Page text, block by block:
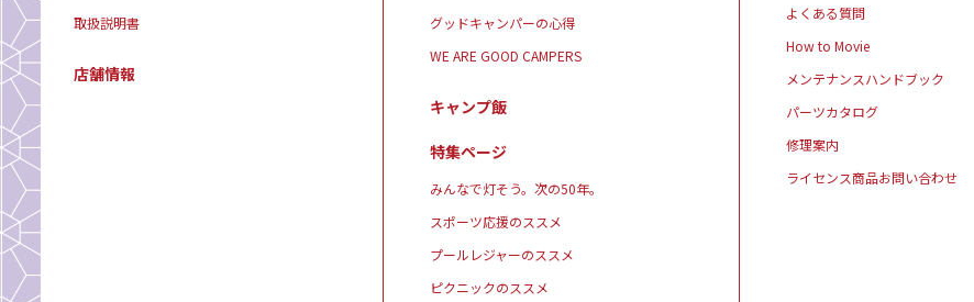
取扱説明書
店舗情報
グッドキャンパーの心得
WE ARE GOOD CAMPERS
キャンプ飯
特集ページ
みんなで灯そう。次の50年。
スポーツ応援のススメ
プールレジャーのススメ
ピクニックのススメ
よくある質問
How to Movie
メンテナンスハンドブック
パーツカタログ
修理案内
ライセンス商品お問い合わせ